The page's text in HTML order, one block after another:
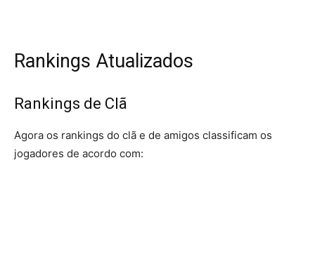
Rankings Atualizados
Rankings de Clã
Agora os rankings do clã e de amigos classificam os
jogadores de acordo com: